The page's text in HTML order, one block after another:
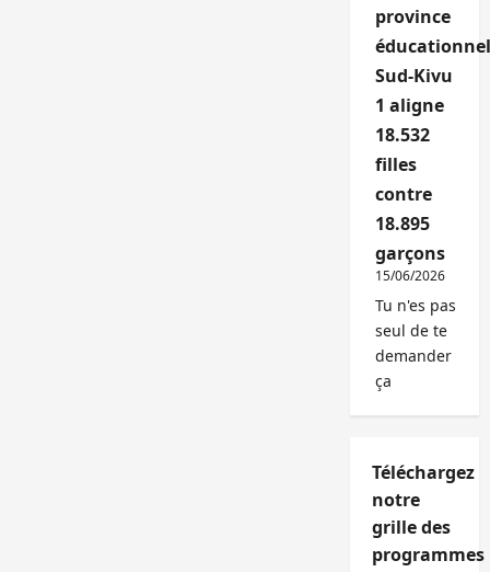
province
Sud-Kivu
1 aligne
18.532
filles
contre
18.895
garçons
15/06/2026
Tu n'es pas
seul de te
demander
ça
Téléchargez
notre
grille des
programmes